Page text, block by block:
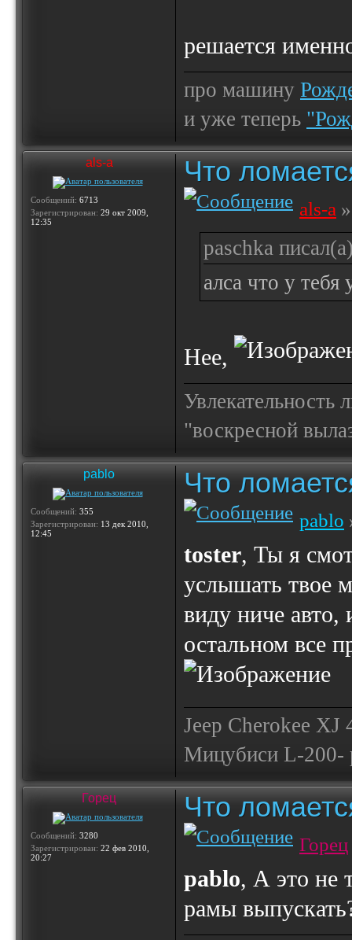
решается
про машину
и уже теперь
als-a
Сообщений: 6713
Зарегистрирован: 29 окт 2009,
12:35
Что
als-a
paschka
алса что у тебя
Нее,
Увлекательность
"воскресной
pablo
Сообщений: 355
Зарегистрирован: 13 дек 2010,
12:45
Что
pablo
toster, Ты я
услышать твое
виду ниче авто,
остальном все
Jeep Cherokee
Мицубиси L-200-
Горец
Сообщений: 3280
Зарегистрирован: 22 фев 2010,
20:27
Что
Горец
pablo, А это не
рамы